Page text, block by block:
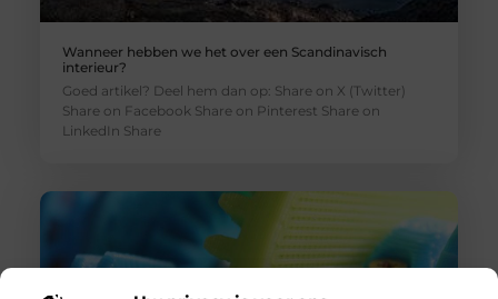
Wanneer hebben we het over een Scandinavisch
interieur?
Goed artikel? Deel hem dan op: Share on X (Twitter)
Share on Facebook Share on Pinterest Share on
LinkedIn Share